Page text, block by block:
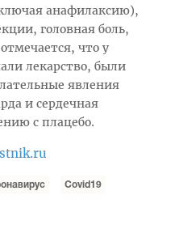
анафилаксию),
головная боль,
что у
лекарство, были
явления
и сердечная
с плацебо.
Covid19